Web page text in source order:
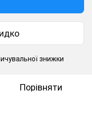
знижки
Порівняти